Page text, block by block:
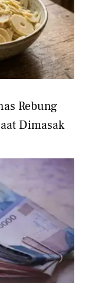
Rebung
Dimasak